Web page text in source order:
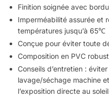
Finition soignée avec
Imperméabilité assurée et
températures jusqu’à 65℃
Conçue pour éviter toute
Composition en PVC
Conseils d’entretien :
lavage/séchage machine
l’exposition directe au